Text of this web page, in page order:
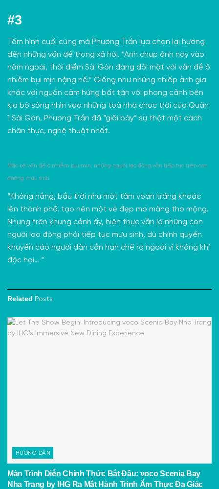
#3
Tấm hình cuối cùng mà Phương Trần lựa chọn lại hướng
đến những vấn đề trong xã hội. “Anh chụp ảnh này vào
năm ngoái, thời điểm Sài Gòn đang đối mặt với vấn đề ô
nhiễm bụi mịn nặng nề.” Giống như những nhiếp ảnh gia
khác với nguồn cảm hứng bất tận với phong cảnh bên
kia bờ sông nhìn vào những toà nhà chọc trời của Quận
1 Sài Gòn, Phương Trần đã “giãi bày” sự thật một cách
chân thực, nghệ thuật nhất.
Mặc kệ vấn đề ô nhiễm bụi mịn, những người lao động vẫn tiếp tục trên con
đường mưu sinh
“Không nắng, bầu trời như một tấm voan trắng khoác
lên thành phố, tạo nên một vẻ đẹp mơ màng thơ mộng.
Nhưng trên khung cảnh ấy, hiện thực vẫn là những con
người lao động phải tiếp tục mưu sinh, dù chính quyền
khuyến cáo người dân cần hạn chế ra ngoài vì không khí
độc hại… “
Related Posts
HƯỚNG DẪN
Màn Trình Diễn Chính Thức Bắt Đầu: voco Scenia Bay
Nha Trang by IHG Ra Mắt Hành Trình Ẩm Thực Đa Giác